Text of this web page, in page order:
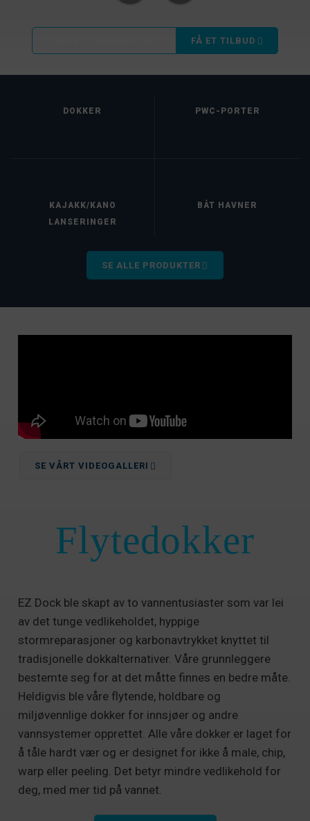
FÅ ET TILBUD
DOKKER PWC-PORTER
KAJAKK/KANO
LANSERINGER
BÅT HAVNER
SE ALLE PRODUKTER
SE VÅRT VIDEOGALLERI
Flytedokker
EZ Dock ble skapt av to vannentusiaster som var lei
av det tunge vedlikeholdet, hyppige
stormreparasjoner og karbonavtrykket knyttet til
tradisjonelle dokkalternativer. Våre grunnleggere
bestemte seg for at det måtte finnes en bedre måte.
Heldigvis ble våre flytende, holdbare og
miljøvennlige dokker for innsjøer og andre
vannsystemer opprettet. Alle våre dokker er laget for
å tåle hardt vær og er designet for ikke å male, chip,
warp eller peeling. Det betyr mindre vedlikehold for
deg, med mer tid på vannet.